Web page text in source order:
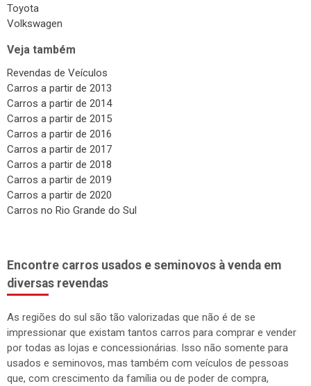
Toyota
Volkswagen
Veja também
Revendas de Veículos
Carros a partir de 2013
Carros a partir de 2014
Carros a partir de 2015
Carros a partir de 2016
Carros a partir de 2017
Carros a partir de 2018
Carros a partir de 2019
Carros a partir de 2020
Carros no Rio Grande do Sul
Encontre carros usados e seminovos à venda em
diversas revendas
As regiões do sul são tão valorizadas que não é de se
impressionar que existam tantos carros para comprar e vender
por todas as lojas e concessionárias. Isso não somente para
usados e seminovos, mas também com veículos de pessoas
que, com crescimento da família ou de poder de compra,